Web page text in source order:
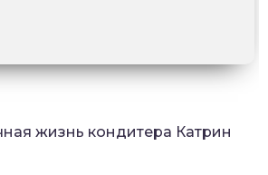
жизнь кондитера Катрин